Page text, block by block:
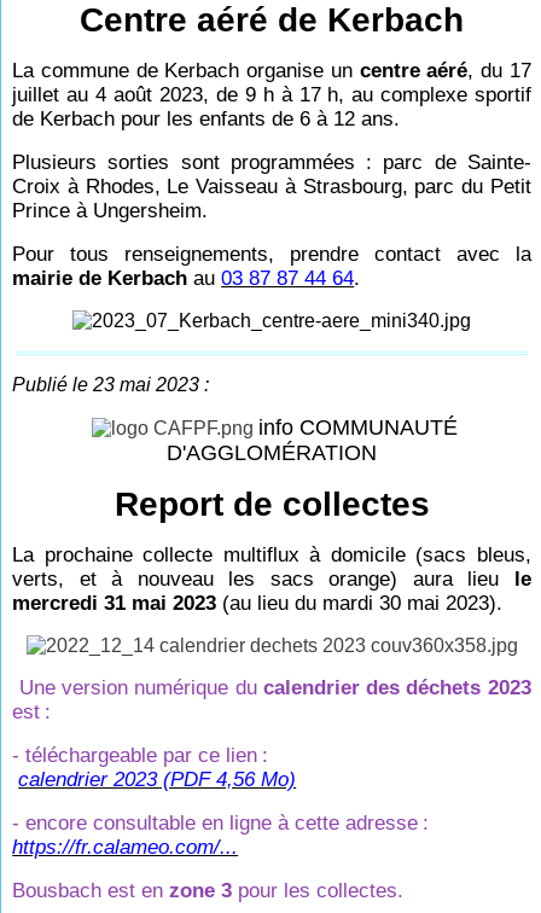
Centre aéré de Kerbach
La commune de Kerbach organise un centre aéré, du 17
juillet au 4 août 2023, de 9 h à 17 h, au complexe sportif
de Kerbach pour les enfants de 6 à 12 ans.
Plusieurs sorties sont programmées : parc de Sainte-
Croix à Rhodes, Le Vaisseau à Strasbourg, parc du Petit
Prince à Ungersheim.
Pour tous renseignements, prendre contact avec la
mairie de Kerbach au03 87 87 44 64.
Publié le 23 mai 2023 :
info COMMUNAUTÉ
D'AGGLOMÉRATION
Report de collectes
La prochaine collecte multiflux à domicile (sacs bleus,
verts, et à nouveau les sacs orange) aura lieu le
mercredi 31 mai 2023 (au lieu du mardi 30 mai 2023).
Une version numérique du calendrier des déchets 2023
est :
- téléchargeable par ce lien :
calendrier 2023 (PDF 4,56 Mo)
- encore consultable en ligne à cette adresse :
https://fr.calameo.com/...
Bousbach est enzone 3 pour les collectes.